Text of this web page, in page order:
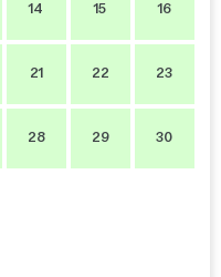
14 15 16
21 22 23
28 29 30